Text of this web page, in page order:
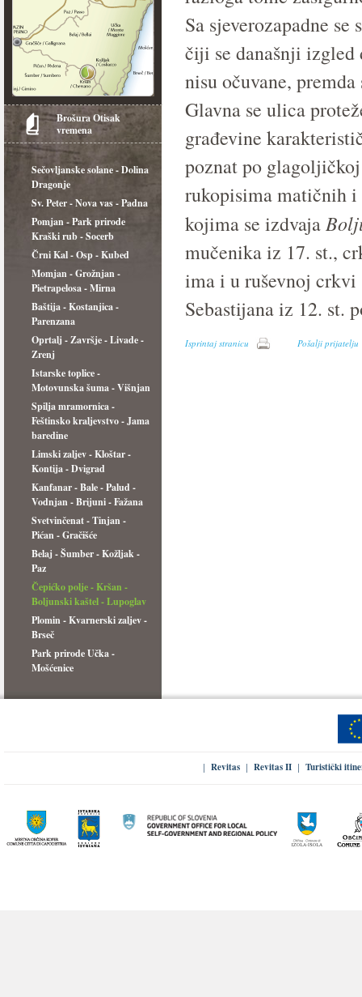
Brošura Otisak
vremena
Sečovljanske solane - Dolina
Dragonje
Sv. Peter - Nova vas - Padna
Pomjan - Park prirode
Kraški rub - Socerb
Črni Kal - Osp - Kubed
Momjan - Grožnjan -
Pietrapelosa - Mirna
Baštija - Kostanjica -
Parenzana
Oprtalj - Završje - Livade -
Zrenj
Istarske toplice -
Motovunska šuma - Višnjan
Spilja mramornica -
Feštinsko kraljevstvo - Jama
baredine
Limski zaljev - Kloštar -
Kontija - Dvigrad
Kanfanar - Bale - Palud -
Vodnjan - Brijuni - Fažana
Svetvinčenat - Tinjan -
Pićan - Gračišće
Belaj - Šumber - Kožljak -
Paz
Čepićko polje - Kršan -
Boljunski kaštel - Lupoglav
Plomin - Kvarnerski zaljev -
Brseč
Park prirode Učka -
Mošćenice
Sa sjeverozapadne
čiji se današnji izgled
nisu očuvane,
Glavna se ulica
građevine
poznat po
rukopisima matičnih i
kojima se izdvaja
mučenika iz 17. st.,
ima i u ruševnoj crkvi
Sebastijana iz 12. st.
Isprintaj stranicu Pošalji prijatelju
Revitas Revitas II Turistički